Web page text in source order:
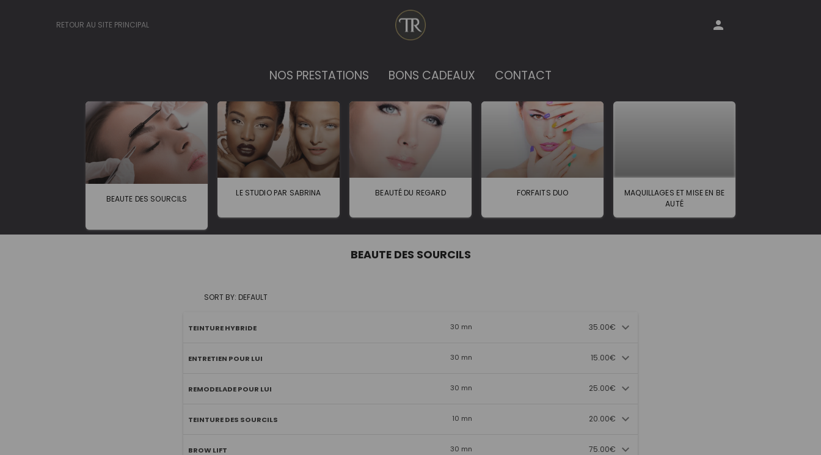
RETOUR AU SITE PRINCIPAL
NOS PRESTATIONS BONS CADEAUX CONTACT
BEAUTE DES SOURCILS
LE STUDIO PAR SABRINA BEAUTÉ DU REGARD FORFAITS DUO
MAQUILLAGES ET MISE EN BE
AUTÉ
BEAUTE DES SOURCILS
SORT BY: DEFAULT
TEINTURE HYBRIDE 30 mn 35.00€
ENTRETIEN POUR LUI 30 mn 15.00€
REMODELADE POUR LUI 30 mn 25.00€
TEINTURE DES SOURCILS 10 mn 20.00€
BROW LIFT 30 mn 75.00€